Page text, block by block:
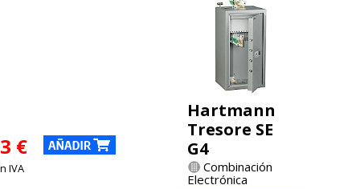
€
IVA
Hartmann
Tresore SE
G4
Combinación
Electrónica